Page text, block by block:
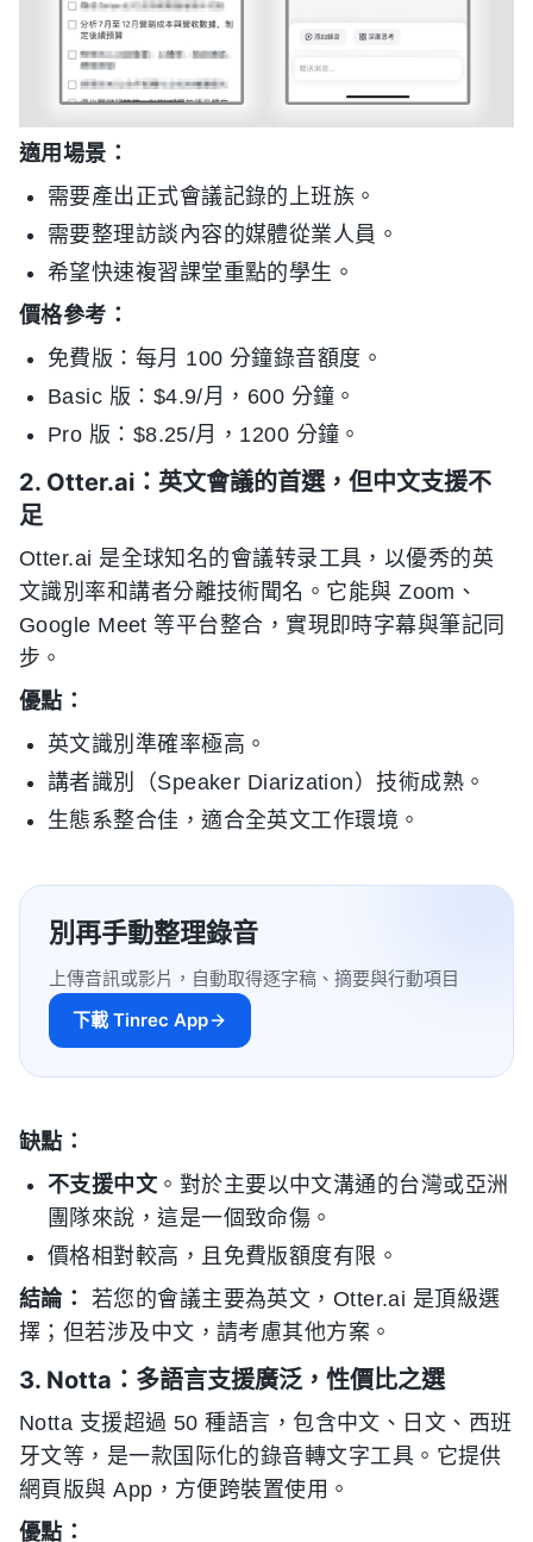
適用場景：
需要產出正式會議記錄的上班族。
需要整理訪談內容的媒體從業人員。
希望快速複習課堂重點的學生。
價格參考：
免費版：每月 100 分鐘錄音額度。
Basic 版：$4.9/月，600 分鐘。
Pro 版：$8.25/月，1200 分鐘。
2. Otter.ai：英文會議的首選，但中文支援不
足
Otter.ai 是全球知名的會議转录工具，以優秀的英
文識別率和講者分離技術聞名。它能與 Zoom、
Google Meet 等平台整合，實現即時字幕與筆記同
步。
優點：
英文識別準確率極高。
講者識別（Speaker Diarization）技術成熟。
生態系整合佳，適合全英文工作環境。
別再手動整理錄音
上傳音訊或影片，自動取得逐字稿、摘要與行動項目
下載 Tinrec App
缺點：
不支援中文。對於主要以中文溝通的台灣或亞洲
團隊來說，這是一個致命傷。
價格相對較高，且免費版額度有限。
結論：
若您的會議主要為英文，Otter.ai 是頂級選
擇；但若涉及中文，請考慮其他方案。
3. Notta：多語言支援廣泛，性價比之選
Notta 支援超過 50 種語言，包含中文、日文、西班
牙文等，是一款国际化的錄音轉文字工具。它提供
網頁版與 App，方便跨裝置使用。
優點：